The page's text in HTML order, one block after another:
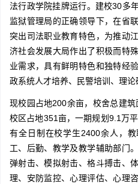
法行政学院挂牌运行。建校30多
监狱管理局的正确领导下，在省
突出司法职业教育特色，为推动
济社会发展大局作出了积极而特
业需求，具有鲜明特色和独特经
政系统人才培养、民警培训、理论
现校园占地200余亩，校舍总建
校区占地351亩，一期规划9.1万
有全日制在校学生2400余人，
工、后勤、教学及教学辅助部门
弹射击、模拟射击、格斗搏击、
理、安防监控、心理评估、心理